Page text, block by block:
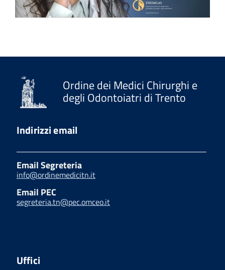
Ordine dei Medici Chirurghi e
degli Odontoiatri di Trento
Indirizzi email
Email Segreteria
info@ordinemedicitn.it
Email PEC
segreteria.tn@pec.omceo.it
Uffici